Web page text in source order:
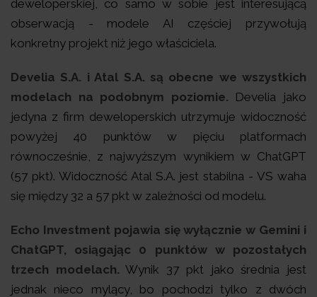
deweloperskiej, co samo w sobie jest interesującą
obserwacją - modele AI częściej przywołują
konkretny projekt niż jego właściciela.
Develia S.A. i Atal S.A. są obecne we wszystkich
modelach na podobnym poziomie. Develia jako
jedyna z firm deweloperskich utrzymuje widoczność
powyżej 40 punktów w pięciu platformach
równocześnie, z najwyższym wynikiem w ChatGPT
(57 pkt). Widoczność Atal S.A. jest stabilna - VS waha
się między 32 a 57 pkt w zależności od modelu.
Echo Investment pojawia się wyłącznie w Gemini i
ChatGPT, osiągając 0 punktów w pozostałych
trzech modelach. Wynik 37 pkt jako średnia jest
jednak nieco mylący, bo pochodzi tylko z dwóch